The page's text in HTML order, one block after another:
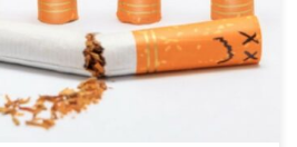
przeprowadzone w czterech
lat panuje wyraźny trend […]